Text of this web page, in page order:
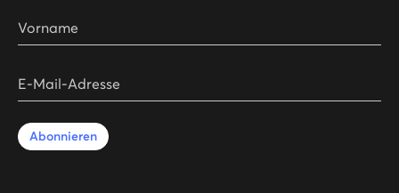
Vorname
E-Mail-Adresse
Abonnieren